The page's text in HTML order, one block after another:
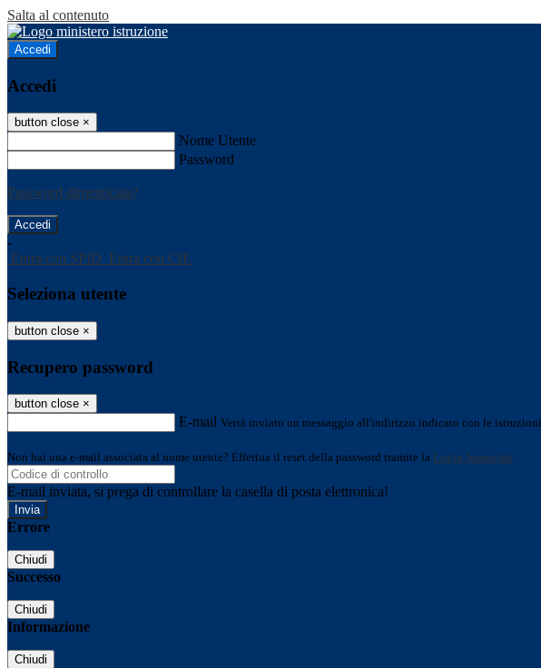
Salta al contenuto
Accedi
Accedi
button close ×
Nome Utente
Password
Password dimenticata?
-
Entra con SPID Entra con CIE
Seleziona utente
button close ×
Recupero password
button close ×
E-mail Verrà inviato un messaggio all'indirizzo indicato con le istruzioni
Non hai una e-mail associata al nome utente? Effettua il reset della password tramite la Login Spaggiari
E-mail inviata, si prega di controllare la casella di posta elettronica!
Errore
Chiudi
Successo
Chiudi
Informazione
Chiudi